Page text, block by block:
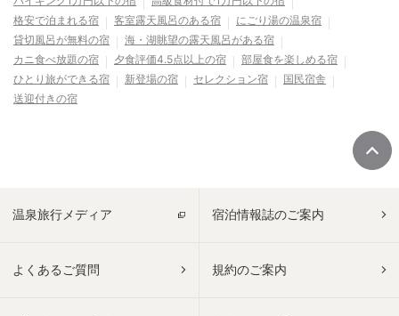
格安で泊まれる宿
客室露天風呂のある宿
にごり湯の温泉宿
貸切風呂が無料の宿
海・湖眺望の露天風呂がある宿
カニ食べ放題の宿
夕食評価4.5点以上の宿
部屋食を楽しめる宿
ひとり旅ができる宿
新登場の宿 セレクション宿
国民宿舎
送迎付きの宿
温泉旅行メディア 宿泊情報誌のご案内
よくあるご質問 規約のご案内